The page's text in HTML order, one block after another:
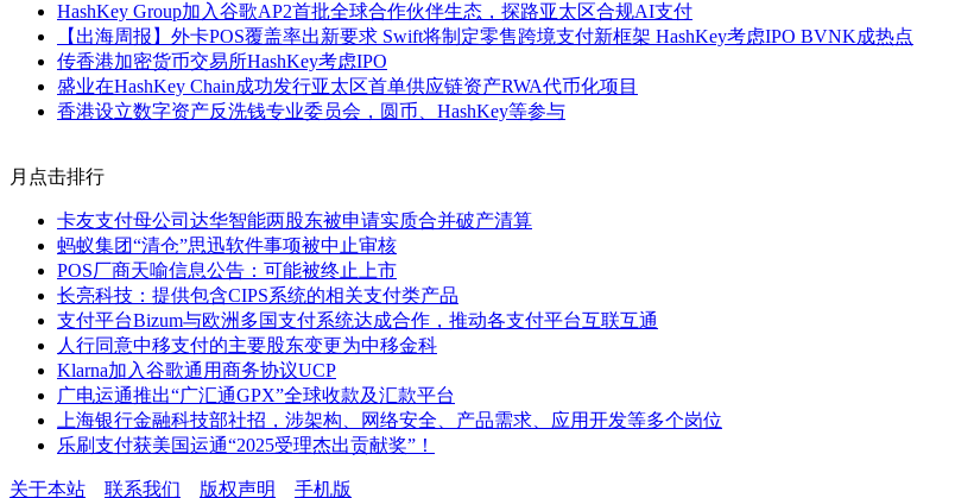
HashKey Group加入谷歌AP2首批全球合作伙伴生态，探路亚太区合规AI支付
【出海周报】外卡POS覆盖率出新要求 Swift将制定零售跨境支付新框架 HashKey考虑IPO BVNK成热点
传香港加密货币交易所HashKey考虑IPO
盛业在HashKey Chain成功发行亚太区首单供应链资产RWA代币化项目
香港设立数字资产反洗钱专业委员会，圆币、HashKey等参与
月点击排行
卡友支付母公司达华智能两股东被申请实质合并破产清算
蚂蚁集团“清仓”思迅软件事项被中止审核
POS厂商天喻信息公告：可能被终止上市
长亮科技：提供包含CIPS系统的相关支付类产品
支付平台Bizum与欧洲多国支付系统达成合作，推动各支付平台互联互通
人行同意中移支付的主要股东变更为中移金科
Klarna加入谷歌通用商务协议UCP
广电运通推出“广汇通GPX”全球收款及汇款平台
上海银行金融科技部社招，涉架构、网络安全、产品需求、应用开发等多个岗位
乐刷支付获美国运通“2025受理杰出贡献奖”！
关于本站 联系我们 版权声明 手机版